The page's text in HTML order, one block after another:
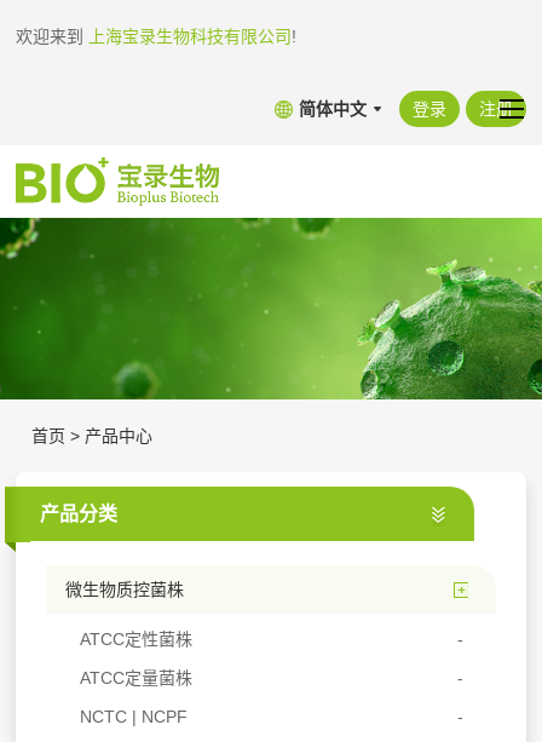
欢迎来到 上海宝录生物科技有限公司!
简体中文 登录 注册
首页 > 产品中心
产品分类
微生物质控菌株
ATCC定性菌株
ATCC定量菌株
NCTC | NCPF